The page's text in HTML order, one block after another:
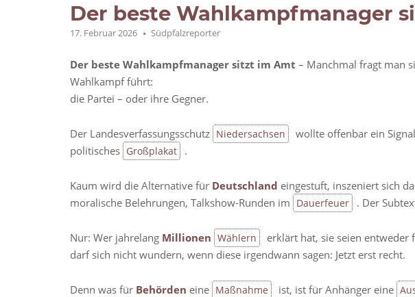
Der beste Wahlkampfmanager
17. Februar 2026 Südpfalzreporter
Der beste Wahlkampfmanager sitzt im Amt – Manchmal fragt man
Wahlkampf führt:
die Partei – oder ihre Gegner.
Der Landesverfassungsschutz Niedersachsen
wollte offenbar ein
politisches Großplakat .
Kaum wird die Alternative für Deutschland eingestuft, inszeniert sich
moralische Belehrungen, Talkshow-Runden im Dauerfeuer . Der
Nur: Wer jahrelang Millionen Wählern erklärt hat, sie seien entweder
darf sich nicht wundern, wenn diese irgendwann sagen: Jetzt erst recht.
Denn was für Behörden eine Maßnahme ist, ist für Anhänger eine